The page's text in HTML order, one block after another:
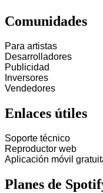
Comunidades
Para artistas
Desarrolladores
Publicidad
Inversores
Vendedores
Enlaces útiles
Soporte técnico
Reproductor web
Aplicación móvil
Planes de